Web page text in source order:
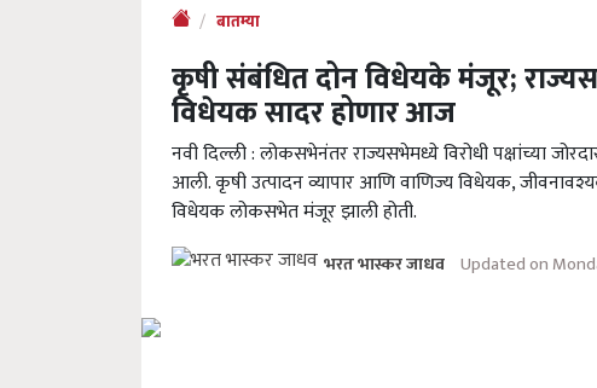
बातम्या
कृषी संबंधित दोन विधेयके मंजूर;
विधेयक सादर होणार आज
नवी दिल्ली : लोकसभेनंतर राज्यसभेमध्ये विरोधी पक्षांच्या
आली. कृषी उत्पादन व्यापार आणि वाणिज्य विधेयक,
विधेयक लोकसभेत मंजूर झाली होती.
भरत भास्कर जाधव Updated on